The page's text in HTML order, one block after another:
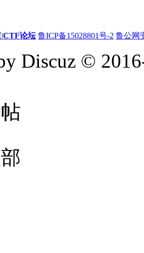
|CTF论坛 鲁ICP备15028801号-2 鲁公网
Discuz ©